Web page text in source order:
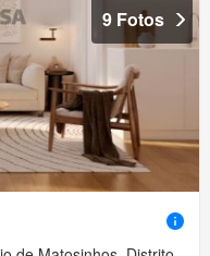
9 Fotos